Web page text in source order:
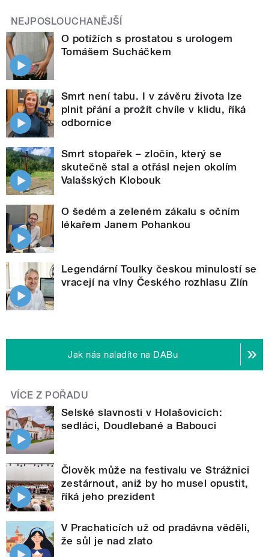
NEJPOSLOUCHANĚJŠÍ
O potížích s prostatou s urologem
Tomášem Sucháčkem
Smrt není tabu. I v závěru života lze
plnit přání a prožít chvíle v klidu, říká
odbornice
Smrt stopařek – zločin, který se
skutečně stal a otřásl nejen okolím
Valašských Klobouk
O šedém a zeleném zákalu s očním
lékařem Janem Pohankou
Legendární Toulky českou minulostí se
vracejí na vlny Českého rozhlasu Zlín
Jak nás naladíte na DABu
VÍCE Z POŘADU
Selské slavnosti v Holašovicích:
sedláci, Doudlebané a Babouci
Člověk může na festivalu ve Strážnici
zestárnout, aniž by ho musel opustit,
říká jeho prezident
V Prachaticích už od pradávna věděli,
že sůl je nad zlato